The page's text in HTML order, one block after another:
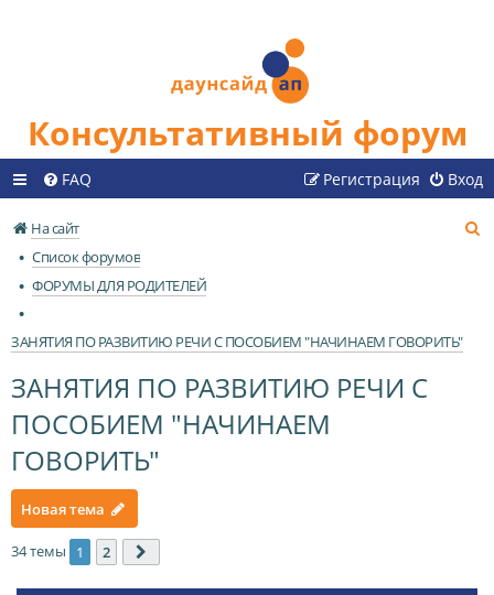
Консультативный форум
FAQ Вход
Регистрация
На сайт
Список форумов
ФОРУМЫ ДЛЯ РОДИТЕЛЕЙ
ЗАНЯТИЯ ПО РАЗВИТИЮ РЕЧИ С ПОСОБИЕМ "НАЧИНАЕМ ГОВОРИТЬ"
ЗАНЯТИЯ ПО РАЗВИТИЮ РЕЧИ С
ПОСОБИЕМ "НАЧИНАЕМ
ГОВОРИТЬ"
Новая тема
34 темы 1 2